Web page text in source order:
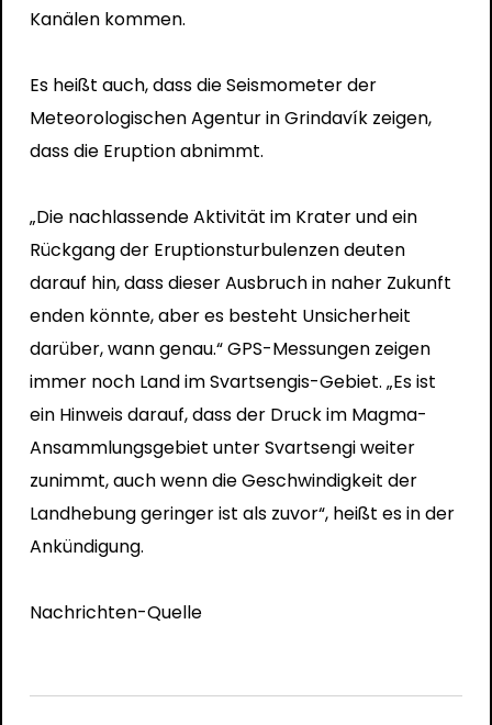
Kanälen kommen.
Es heißt auch, dass die Seismometer der
Meteorologischen Agentur in Grindavík zeigen,
dass die Eruption abnimmt.
„Die nachlassende Aktivität im Krater und ein
Rückgang der Eruptionsturbulenzen deuten
darauf hin, dass dieser Ausbruch in naher Zukunft
enden könnte, aber es besteht Unsicherheit
darüber, wann genau.“ GPS-Messungen zeigen
immer noch Land im Svartsengis-Gebiet. „Es ist
ein Hinweis darauf, dass der Druck im Magma-
Ansammlungsgebiet unter Svartsengi weiter
zunimmt, auch wenn die Geschwindigkeit der
Landhebung geringer ist als zuvor“, heißt es in der
Ankündigung.
Nachrichten-Quelle